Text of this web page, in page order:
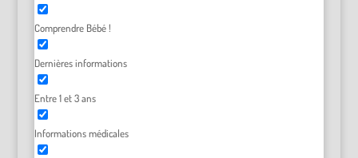
Comprendre Bébé !
Dernières informations
Entre 1 et 3 ans
Informations médicales